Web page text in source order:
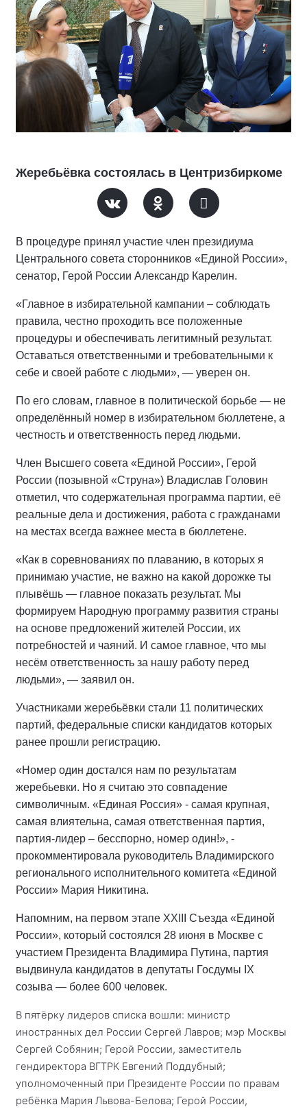
Жеребьёвка состоялась в Центризбиркоме
В процедуре принял участие член президиума
Центрального совета сторонников «Единой России»,
сенатор, Герой России Александр Карелин.
«Главное в избирательной кампании – соблюдать
правила, честно проходить все положенные
процедуры и обеспечивать легитимный результат.
Оставаться ответственными и требовательными к
себе и своей работе с людьми», — уверен он.
По его словам, главное в политической борьбе — не
определённый номер в избирательном бюллетене, а
честность и ответственность перед людьми.
Член Высшего совета «Единой России», Герой
России (позывной «Струна») Владислав Головин
отметил, что содержательная программа партии, её
реальные дела и достижения, работа с гражданами
на местах всегда важнее места в бюллетене.
«Как в соревнованиях по плаванию, в которых я
принимаю участие, не важно на какой дорожке ты
плывёшь — главное показать результат. Мы
формируем Народную программу развития страны
на основе предложений жителей России, их
потребностей и чаяний. И самое главное, что мы
несём ответственность за нашу работу перед
людьми», — заявил он.
Участниками жеребьёвки стали 11 политических
партий, федеральные списки кандидатов которых
ранее прошли регистрацию.
«Номер один достался нам по результатам
жеребьевки. Но я считаю это совпадение
символичным. «Единая Россия» - самая крупная,
самая влиятельна, самая ответственная партия,
партия-лидер – бесспорно, номер один!», -
прокомментировала руководитель Владимирского
регионального исполнительного комитета «Единой
России» Мария Никитина.
Напомним, на первом этапе XXIII Съезда «Единой
России», который состоялся 28 июня в Москве с
участием Президента Владимира Путина, партия
выдвинула кандидатов в депутаты Госдумы IX
созыва — более 600 человек.
В пятёрку лидеров списка вошли: министр
иностранных дел России Сергей Лавров; мэр Москвы
Сергей Собянин; Герой России, заместитель
гендиректора ВГТРК Евгений Поддубный;
уполномоченный при Президенте России по правам
ребёнка Мария Львова-Белова; Герой России,